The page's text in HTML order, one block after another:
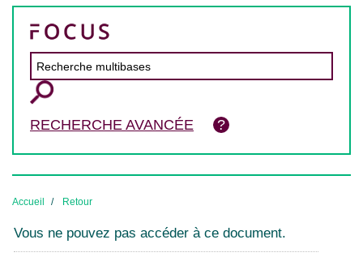
RECHERCHE AVANCÉE
Accueil Retour
Vous ne pouvez pas accéder à ce document.